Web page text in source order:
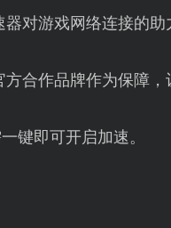
对游戏网络连接的助
合作品牌作为保障，
键即可开启加速。